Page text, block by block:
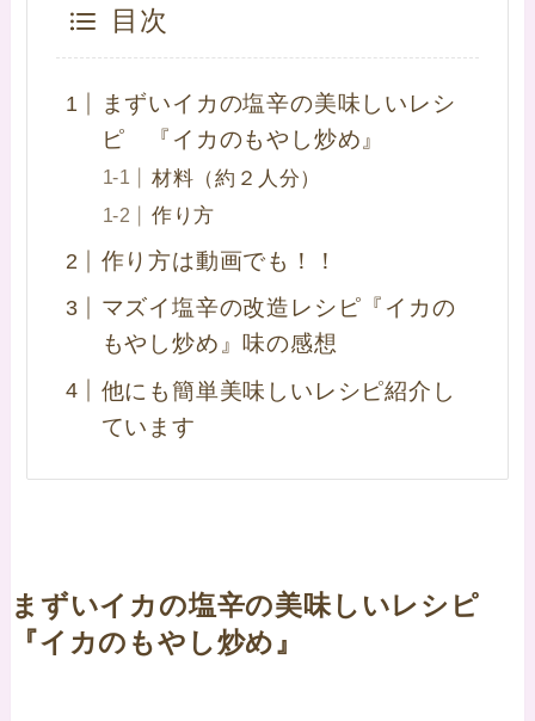
目次
まずいイカの塩辛の美味しいレシ
ピ 『イカのもやし炒め』
材料（約２人分）
作り方
作り方は動画でも！！
マズイ塩辛の改造レシピ『イカの
もやし炒め』味の感想
他にも簡単美味しいレシピ紹介し
ています
まずいイカの塩辛の美味しいレシピ
『イカのもやし炒め』